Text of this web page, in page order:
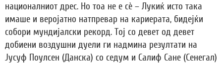
националниот дрес. Но тоа не е сè – Лукиќ исто така
имаше и веројатно натпревар на кариерата, бидејќи
собори мундијалски рекорд. Тој со девет од девет
добиени воздушни дуели ги надмина резултати на
Јусуф Поулсен (Данска) со седум и Салиф Сане (Сенегал)